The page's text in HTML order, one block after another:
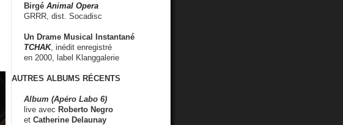
Birgé Animal Opera
GRRR, dist. Socadisc
Un Drame Musical Instantané
TCHAK, inédit enregistré
en 2000, label Klanggalerie
AUTRES ALBUMS RÉCENTS
Album (Apéro Labo 6)
live avec Roberto Negro
et Catherine Delaunay